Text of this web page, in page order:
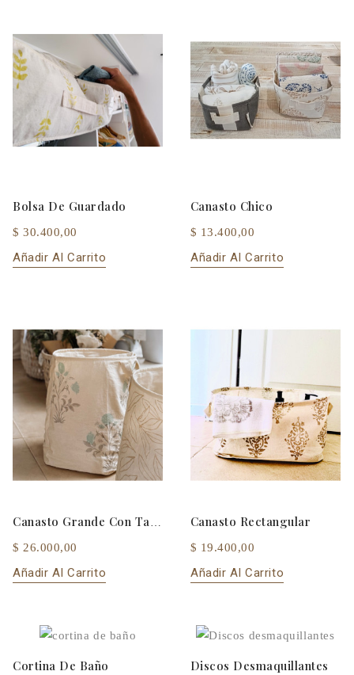
Bolsa De Guardado
$ 30.400,00
Añadir Al Carrito
Canasto Chico
$ 13.400,00
Añadir Al Carrito
$ 26.000,00
Añadir Al Carrito
Canasto Rectangular
$ 19.400,00
Añadir Al Carrito
Cortina De Baño Discos Desmaquillantes